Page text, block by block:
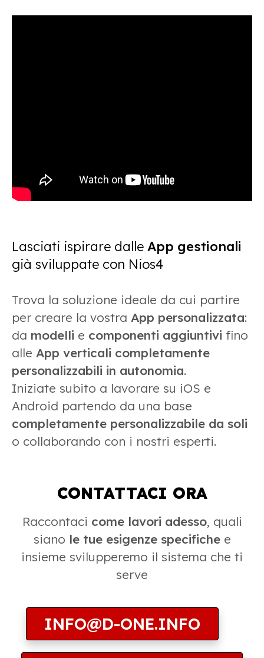
Lasciati ispirare dalle App gestionali
già sviluppate con Nios4
Trova la soluzione ideale da cui partire
per creare la vostra App personalizzata:
da modelli e componenti aggiuntivi fino
alle App verticali completamente
personalizzabili in autonomia.
Iniziate subito a lavorare su iOS e
Android partendo da una base
completamente personalizzabile da soli
o collaborando con i nostri esperti.
CONTATTACI ORA
Raccontaci come lavori adesso, quali
siano le tue esigenze specifichee
insieme svilupperemo il sistema che ti
serve
INFO@D-ONE.INFO